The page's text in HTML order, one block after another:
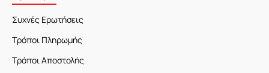
Συχνές Ερωτήσεις
Τρόποι Πληρωμής
Τρόποι Αποστολής